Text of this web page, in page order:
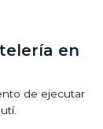
en
de ejecutar